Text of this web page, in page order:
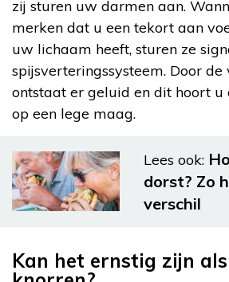
zij sturen uw darmen aan.
merken dat u een tekort aan
uw lichaam heeft, sturen ze
spijsverteringssysteem. Door
ontstaat er geluid en dit hoort u
op een lege maag.
Lees ook:
dorst? Zo
verschil
Kan het ernstig zijn